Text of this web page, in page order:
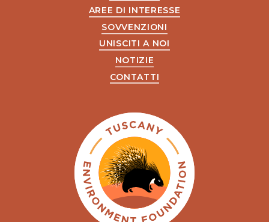
AREE DI INTERESSE
SOVVENZIONI
UNISCITI A NOI
NOTIZIE
CONTATTI